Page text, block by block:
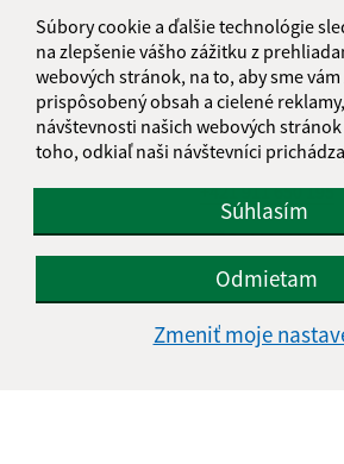
Súbory cookie a ďalšie technológie
na zlepšenie vášho zážitku z
webových stránok, na to, aby sme
prispôsobený obsah a cielené
návštevnosti našich webových
toho, odkiaľ naši návštevníci
Súhlasím
Odmietam
Zmeniť moje
Kontakt:
Obecný úrad
Iliašovce 231
053 11 Smižany
+421 911 650 195
IČO: 00329185